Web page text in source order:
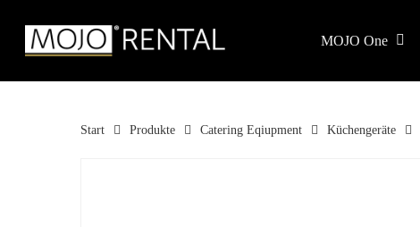
content
MOJO One
Start Produkte Catering Eqiupment Küchengeräte